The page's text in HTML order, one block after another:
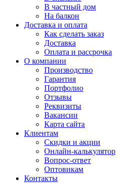
В частный дом
На балкон
Доставка и оплата
Как сделать заказ
Доставка
Оплата и рассрочка
О компании
Производство
Гарантия
Портфолио
Отзывы
Реквизиты
Вакансии
Карта сайта
Клиентам
Скидки и акции
Онлайн-калькулятор
Вопрос-ответ
Оптовикам
Контакты